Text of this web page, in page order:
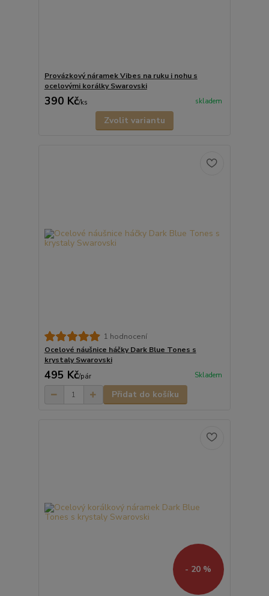
Provázkový náramek Vibes na ruku i nohu s
ocelovými korálky Swarovski
390 Kč/ks skladem
Zvolit variantu
1 hodnocení
Ocelové náušnice háčky Dark Blue Tones s
krystaly Swarovski
495 Kč/pár Skladem
Přidat do košíku
- 20 %